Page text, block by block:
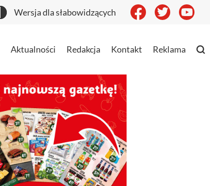
Wersja dla słabowidzących
Aktualności Redakcja Kontakt Reklama